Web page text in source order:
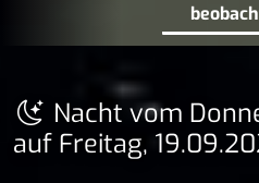
Nacht vom
auf Freitag,